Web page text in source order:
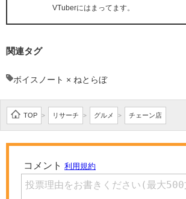
VTuberにはまってます。
関連タグ
ボイスノート × ねとらぼ
TOP > リサーチ > グルメ > チェーン店